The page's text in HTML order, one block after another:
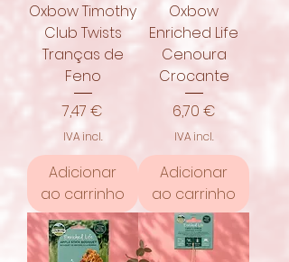
Oxbow Timothy
Club Twists
Tranças de
Feno
Preço
7,47 €
IVA incl.
Adicionar
ao carrinho
Oxbow
Enriched Life
Cenoura
Crocante
Preço
6,70 €
IVA incl.
Adicionar
ao carrinho